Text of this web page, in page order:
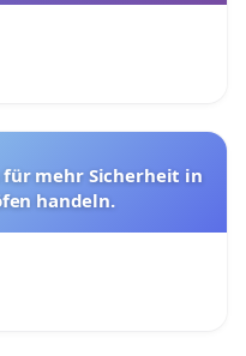
für mehr Sicherheit in
handeln.